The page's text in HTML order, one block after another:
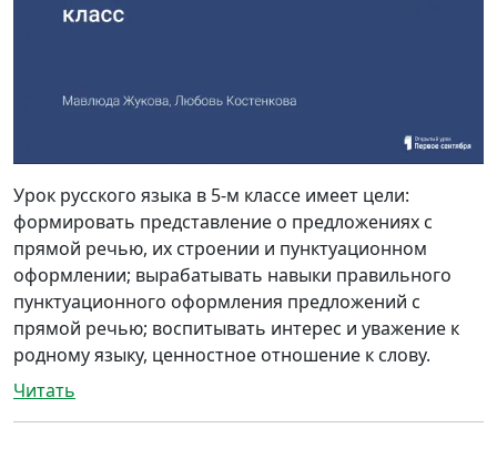
Урок русского языка в 5-м классе имеет цели:
формировать представление о предложениях с
прямой речью, их строении и пунктуационном
оформлении; вырабатывать навыки правильного
пунктуационного оформления предложений с
прямой речью; воспитывать интерес и уважение к
родному языку, ценностное отношение к слову.
Читать